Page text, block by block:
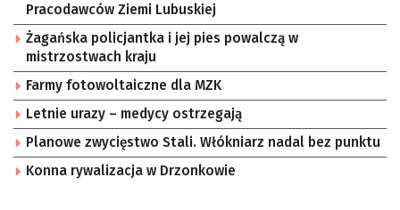
Pracodawców Ziemi Lubuskiej
Żagańska policjantka i jej pies powalczą w
mistrzostwach kraju
Farmy fotowoltaiczne dla MZK
Letnie urazy – medycy ostrzegają
Planowe zwycięstwo Stali. Włókniarz nadal bez punktu
Konna rywalizacja w Drzonkowie